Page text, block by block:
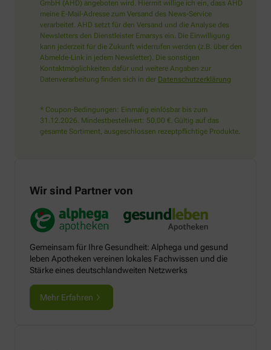
GmbH (AHD) angeboten wird. Hiermit willige ich ein, dass AHD
meine E-Mail-Adresse zum Versand des News-Service
verarbeitet. AHD setzt für den Versand und die Analyse des
Newsletters den Dienstleister Emarsys ein. Die Einwilligung
kann jederzeit für die Zukunft widerrufen werden (z.B. über den
Abmelde-Link in jedem Newsletter). Die sonstigen
Kontaktmöglichkeiten dafür und weitere Angaben zur
Datenverarbeitung finden sich in der Datenschutzerklärung
* Coupon-Bedingungen: Einmalig einlösbar bis zum
31.12.2026. Mindestbestellwert: 50,00 €. Gültig auf das
gesamte Sortiment, ausgeschlossen rezeptpflichtige Produkte.
Wir sind Partner von
Gemeinsam für Ihre Gesundheit: Alphega und gesund
leben Apotheken vereinen lokales Fachwissen und die
Stärke eines deutschlandweiten Netzwerks
Mehr Erfahren